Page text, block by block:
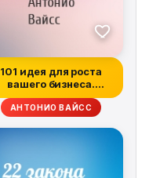
101 идея для роста
вашего бизнеса.
Результаты нове...
АНТОНИО ВАЙСС